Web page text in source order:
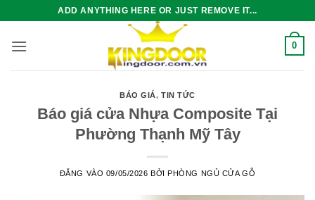
nội
ADD ANYTHING HERE OR JUST REMOVE IT...
0
BÁO GIÁ,TIN TỨC
Báo giá cửa Nhựa Composite Tại
Phường Thạnh Mỹ Tây
ĐĂNG VÀO 09/05/2026 BỞIPHÒNG NGỦ CỬA GỖ